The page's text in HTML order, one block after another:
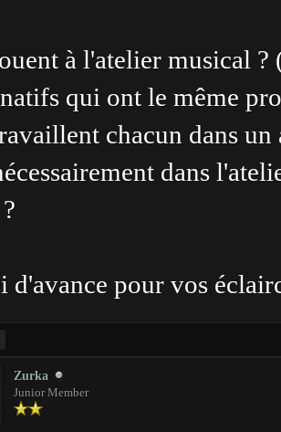
à l'atelier musical ?
qui ont le même
chacun dans un
dans
d'avance pour vos
Zurka
Junior Member